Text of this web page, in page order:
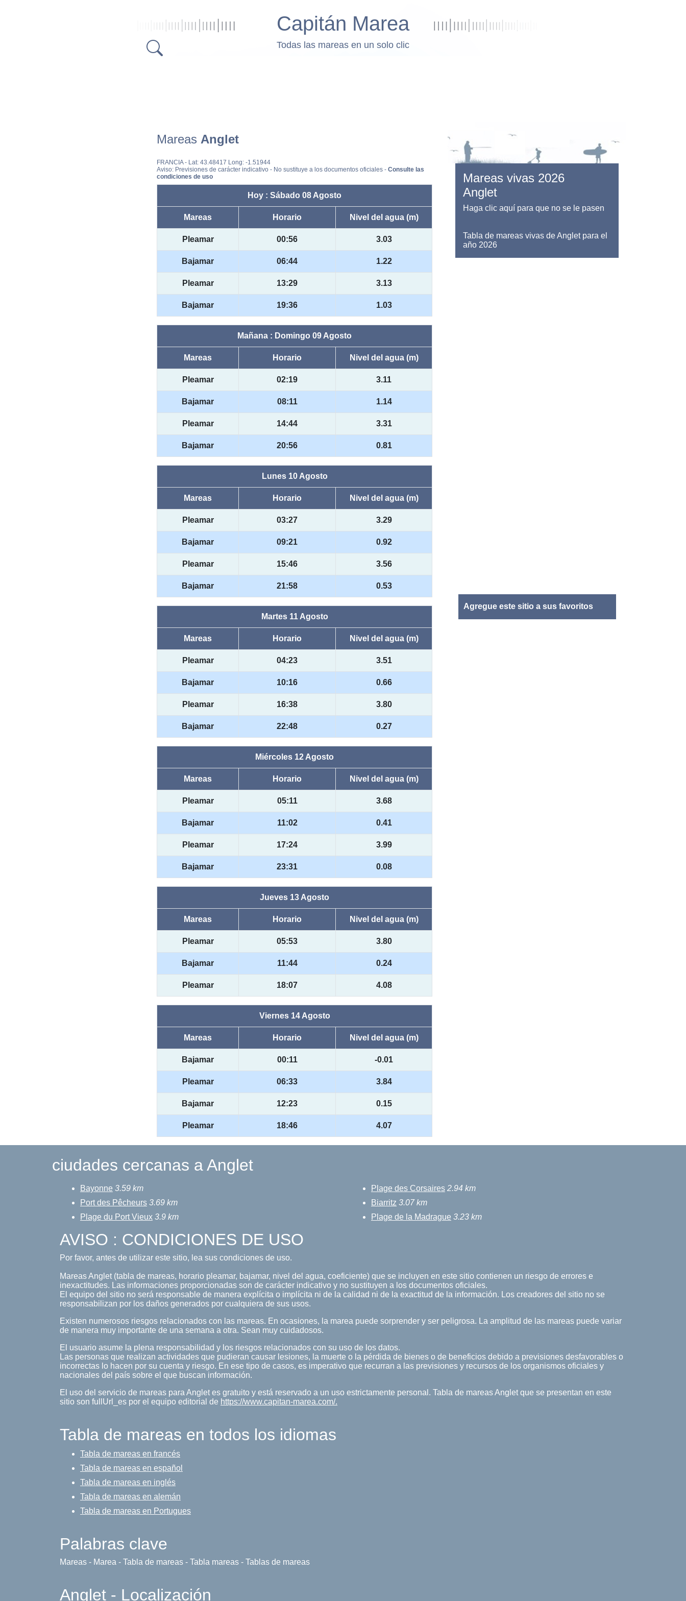
Capitán Marea
Todas las mareas en un solo clic
Mareas Anglet
FRANCIA- Lat: 43.48417 Long: -1.51944
Aviso: Previsiones de carácter indicativo - No sustituye a los documentos oficiales - Consulte las
condiciones de uso
Hoy : Sábado 08 Agosto
Mareas Horario Nivel del agua (m)
Pleamar 00:56 3.03
Bajamar 06:44 1.22
Pleamar 13:29 3.13
Bajamar 19:36 1.03
Mañana : Domingo 09 Agosto
Mareas Horario Nivel del agua (m)
Pleamar 02:19 3.11
Bajamar 08:11 1.14
Pleamar 14:44 3.31
Bajamar 20:56 0.81
Lunes 10 Agosto
Mareas Horario Nivel del agua (m)
Pleamar 03:27 3.29
Bajamar 09:21 0.92
Pleamar 15:46 3.56
Bajamar 21:58 0.53
Martes 11 Agosto
Mareas Horario Nivel del agua (m)
Pleamar 04:23 3.51
Bajamar 10:16 0.66
Pleamar 16:38 3.80
Bajamar 22:48 0.27
Miércoles 12 Agosto
Mareas Horario Nivel del agua (m)
Pleamar 05:11 3.68
Bajamar 11:02 0.41
Pleamar 17:24 3.99
Bajamar 23:31 0.08
Jueves 13 Agosto
Mareas Horario Nivel del agua (m)
Pleamar 05:53 3.80
Bajamar 11:44 0.24
Pleamar 18:07 4.08
Viernes 14 Agosto
Mareas Horario Nivel del agua (m)
Bajamar 00:11 -0.01
Pleamar 06:33 3.84
Bajamar 12:23 0.15
Pleamar 18:46 4.07
Mareas vivas 2026
Anglet
Haga clic aquí para que no se le pasen
Tabla de mareas vivas de Anglet para el
año 2026
Agregue este sitio a sus favoritos
ciudades cercanas a Anglet
Bayonne 3.59 km
Port des Pêcheurs 3.69 km
Plage du Port Vieux 3.9 km
Plage des Corsaires 2.94 km
Biarritz 3.07 km
Plage de la Madrague 3.23 km
AVISO : CONDICIONES DE USO
Por favor, antes de utilizar este sitio, lea sus condiciones de uso.
Mareas Anglet (tabla de mareas, horario pleamar, bajamar, nivel del agua, coeficiente) que se incluyen en este sitio contienen un riesgo de errores e
inexactitudes. Las informaciones proporcionadas son de carácter indicativo y no sustituyen a los documentos oficiales.
El equipo del sitio no será responsable de manera explícita o implícita ni de la calidad ni de la exactitud de la información. Los creadores del sitio no se
responsabilizan por los daños generados por cualquiera de sus usos.
Existen numerosos riesgos relacionados con las mareas. En ocasiones, la marea puede sorprender y ser peligrosa. La amplitud de las mareas puede variar
de manera muy importante de una semana a otra. Sean muy cuidadosos.
El usuario asume la plena responsabilidad y los riesgos relacionados con su uso de los datos.
Las personas que realizan actividades que pudieran causar lesiones, la muerte o la pérdida de bienes o de beneficios debido a previsiones desfavorables o
incorrectas lo hacen por su cuenta y riesgo. En ese tipo de casos, es imperativo que recurran a las previsiones y recursos de los organismos oficiales y
nacionales del país sobre el que buscan información.
El uso del servicio de mareas para Anglet es gratuito y está reservado a un uso estrictamente personal. Tabla de mareas Anglet que se presentan en este
sitio son fullUrl_es por el equipo editorial de https://www.capitan-marea.com/.
Tabla de mareas en todos los idiomas
Tabla de mareas en francés
Tabla de mareas en español
Tabla de mareas en inglés
Tabla de mareas en alemán
Tabla de mareas en Portugues
Palabras clave
Mareas - Marea - Tabla de mareas - Tabla mareas - Tablas de mareas
Anglet - Localización